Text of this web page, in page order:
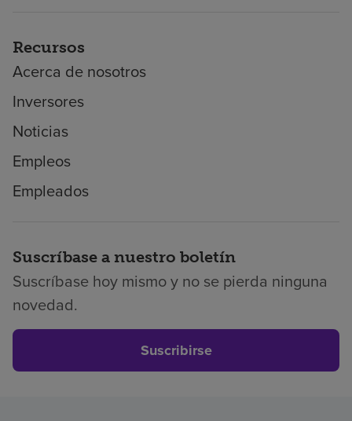
Recursos
Acerca de nosotros
Inversores
Noticias
Empleos
Empleados
Suscríbase a nuestro boletín
Suscríbase hoy mismo y no se pierda ninguna
novedad.
Suscribirse